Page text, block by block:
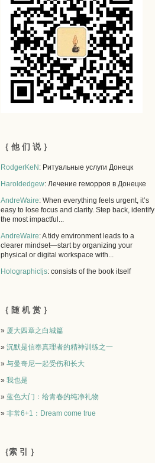
｛ 他 们 说 ｝
RodgerKeN : Ритуальные услуги Донецк
Haroldedgew: Лечение геморроя в Донецке
AndreWaire: When everything feels urgent, it’s
easy to lose focus and clarity. Step back, identify
the most impactful...
AndreWaire: A tidy environment leads to a
clearer mindset—start by organizing your
physical or digital workspace with...
Holographicljs: consists of the book itself
｛ 随 机 赏 ｝
» 厦大四章之白城篇
» 沉默是信奉真理者的精神训练之一
» 与曼奇尼一起受伤和长大
» 我也是
» 蓝色大门：给青春的纯净礼物
» 非常6+1：Dream come true
｛索 引 ｝